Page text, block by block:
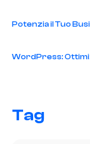
Potenzia il Tuo
WordPress:
Tag